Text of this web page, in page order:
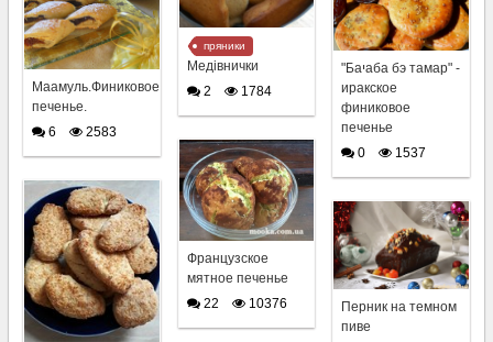
пряники
Медівнички
2
1784
"Баיаба бэ тамар" -
иракское
финиковое
печенье
0
1537
Маамуль.Финиковое
печенье.
6
2583
Французское
мятное печенье
22
10376
Перник на темном
пиве